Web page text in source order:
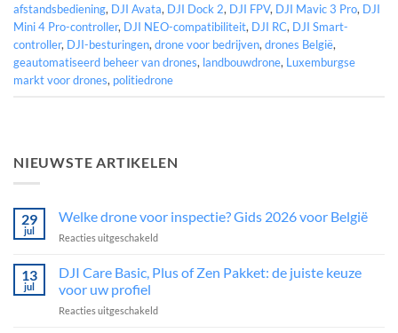
afstandsbediening, DJI Avata, DJI Dock 2, DJI FPV, DJI Mavic 3 Pro, DJI
Mini 4 Pro-controller, DJI NEO-compatibiliteit, DJI RC, DJI Smart-
controller, DJI-besturingen, drone voor bedrijven, drones België,
geautomatiseerd beheer van drones, landbouwdrone, Luxemburgse
markt voor drones, politiedrone
NIEUWSTE ARTIKELEN
29
jul
Welke drone voor inspectie? Gids 2026 voor België
Reacties uitgeschakeldvoor
drone
Gids
13
jul
DJI Care Basic, Plus of Zen Pakket: de juiste keuze
voor uw profiel
Reacties uitgeschakeldvoor